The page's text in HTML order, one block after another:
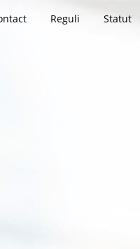
Reguli Statut